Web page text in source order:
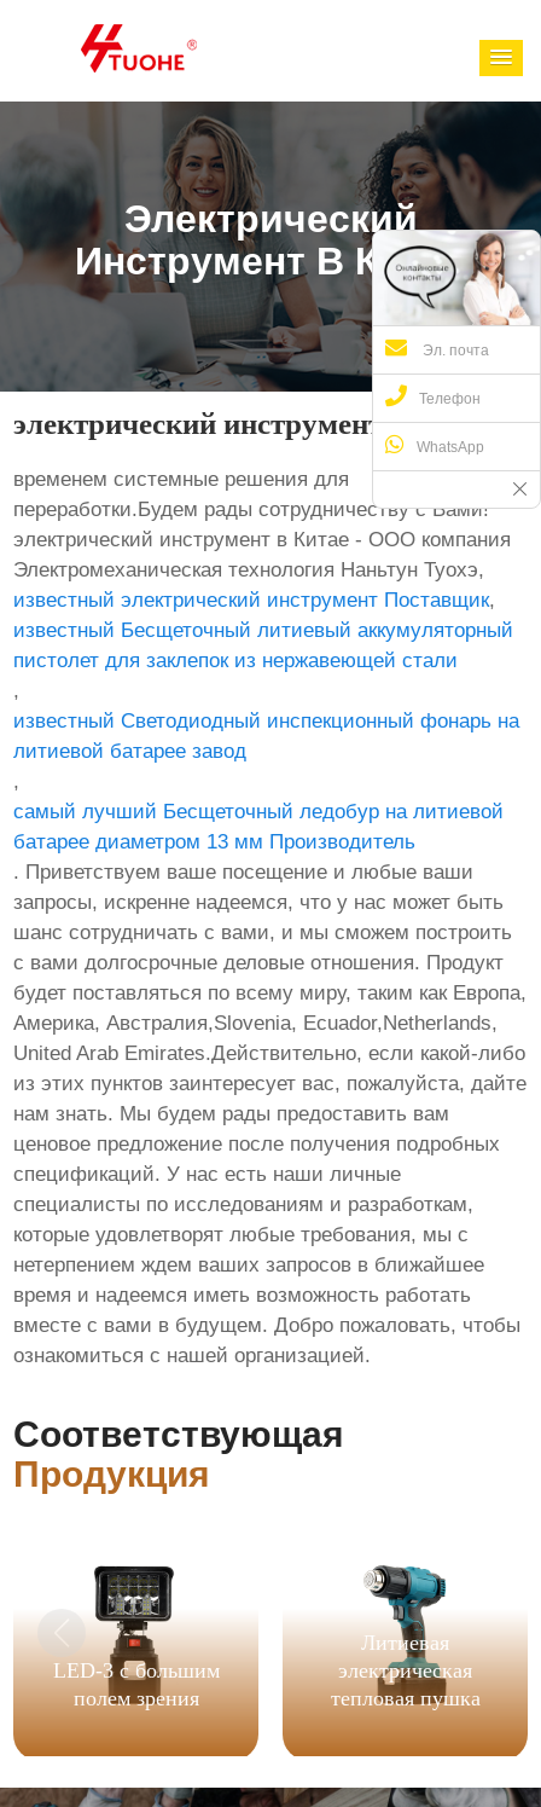
Электрический
Инструмент В Китае
электрический инструмент в Китае
временем системные решения для
переработки.Будем рады сотрудничеству с Вами!
электрический инструмент в Китае - ООО компания
Электромеханическая технология Наньтун Туохэ,
известный электрический инструмент Поставщик,
известный Бесщеточный литиевый аккумуляторный
пистолет для заклепок из нержавеющей стали
,
известный Светодиодный инспекционный фонарь на
литиевой батарее завод
,
самый лучший Бесщеточный ледобур на литиевой
батарее диаметром 13 мм Производитель
. Приветствуем ваше посещение и любые ваши
запросы, искренне надеемся, что у нас может быть
шанс сотрудничать с вами, и мы сможем построить
с вами долгосрочные деловые отношения. Продукт
будет поставляться по всему миру, таким как Европа,
Америка, Австралия,Slovenia, Ecuador,Netherlands,
United Arab Emirates.Действительно, если какой-либо
из этих пунктов заинтересует вас, пожалуйста, дайте
нам знать. Мы будем рады предоставить вам
ценовое предложение после получения подробных
спецификаций. У нас есть наши личные
специалисты по исследованиям и разработкам,
которые удовлетворят любые требования, мы с
нетерпением ждем ваших запросов в ближайшее
время и надеемся иметь возможность работать
вместе с вами в будущем. Добро пожаловать, чтобы
ознакомиться с нашей организацией.
Соответствующая
Продукция
LED-3 с большим
полем зрения
Литиевая
электрическая
тепловая пушка
Эл. почта
Телефон
WhatsApp